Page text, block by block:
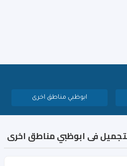
ابوظبي مناطق اخرى
فى ابوظبي مناطق اخرى